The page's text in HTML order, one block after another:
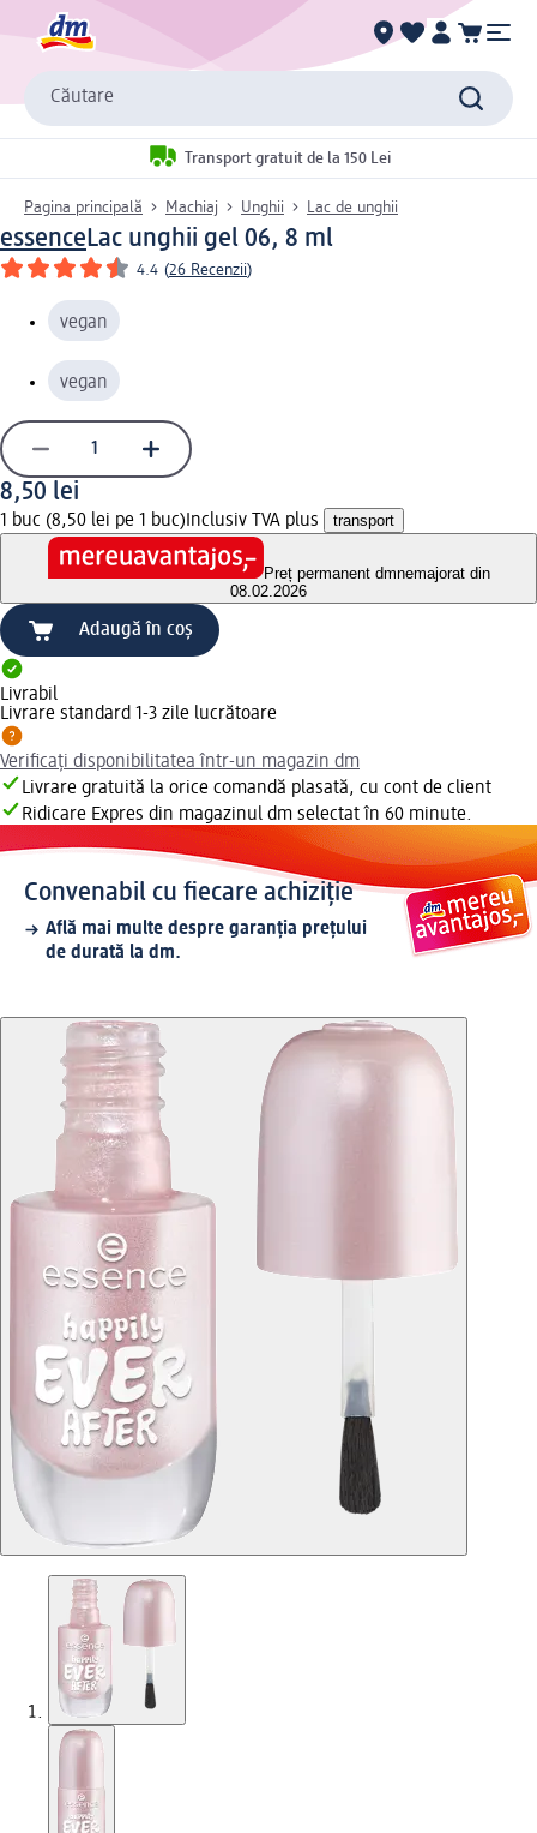
Căutare
Transport gratuit de la 150 Lei
Pagina principală Machiaj Unghii Lac de unghii
essenceLac unghii gel 06, 8 ml
4.4 (26 Recenzii)
vegan
vegan
8,50 lei
1 buc (8,50 lei pe 1 buc) Inclusiv TVA plus transport
Preț permanent dmnemajorat din
08.02.2026
Adaugă în coș
Livrabil
Livrare standard 1-3 zile lucrătoare
Verificați disponibilitatea într-un magazin dm
Livrare gratuită la orice comandă plasată, cu cont de client
Ridicare Expres din magazinul dm selectat în 60 minute.
Convenabil cu fiecare achiziție
Află mai multe despre garanția prețului
de durată la dm.